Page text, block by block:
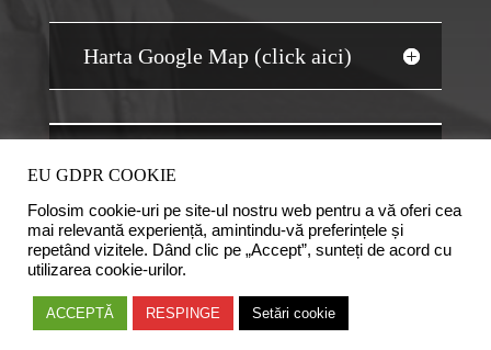
Harta Google Map (click aici)
Copyright © 2020 Camera Auditorilor Financiari din
EU GDPR COOKIE
Folosim cookie-uri pe site-ul nostru web pentru a vă oferi cea
mai relevantă experiență, amintindu-vă preferințele și
repetând vizitele. Dând clic pe „Accept”, sunteți de acord cu
utilizarea cookie-urilor.
ACCEPTĂ RESPINGE Setări cookie